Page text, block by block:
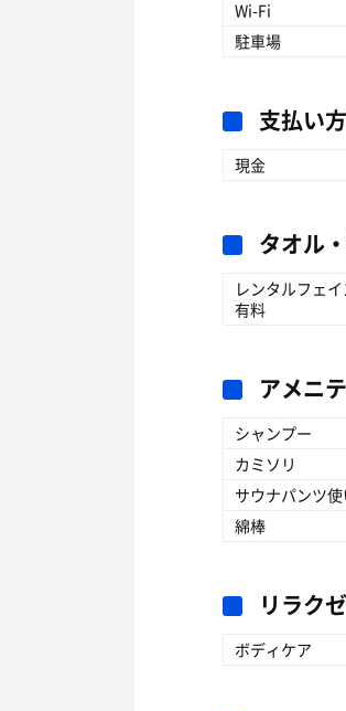
Wi-Fi
駐車場
支払い
現金
タオル
レンタルフェ
有料
アメニ
シャンプー
カミソリ
サウナパンツ
綿棒
リラク
ボディケア